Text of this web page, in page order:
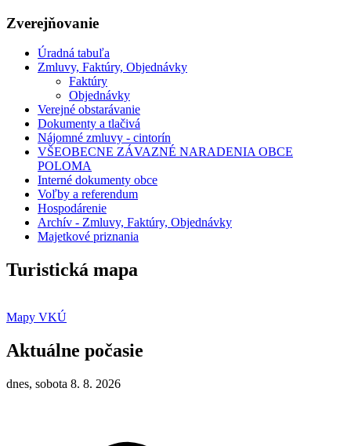
Zverejňovanie
Úradná tabuľa
Zmluvy, Faktúry, Objednávky
Faktúry
Objednávky
Verejné obstarávanie
Dokumenty a tlačivá
Nájomné zmluvy - cintorín
VŠEOBECNE ZÁVAZNÉ NARADENIA OBCE
POLOMA
Interné dokumenty obce
Voľby a referendum
Hospodárenie
Archív - Zmluvy, Faktúry, Objednávky
Majetkové priznania
Turistická mapa
Mapy VKÚ
Aktuálne počasie
dnes, sobota 8. 8. 2026